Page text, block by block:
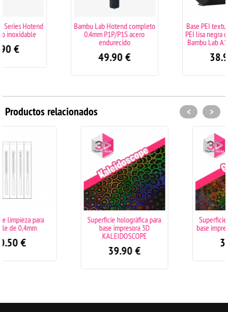
Bambu Lab Hotend completo
0.4mm P1P/P1S acero
Base PEI texturizada negra +
PEI lisa negra compatible con
Bambu Lab A1/P1P/P1S/X1
Productos relacionados
Superficie holográfica para
base impresora 3D
Superficie holográfica para
base impresora 3D GRAFFITI
< >